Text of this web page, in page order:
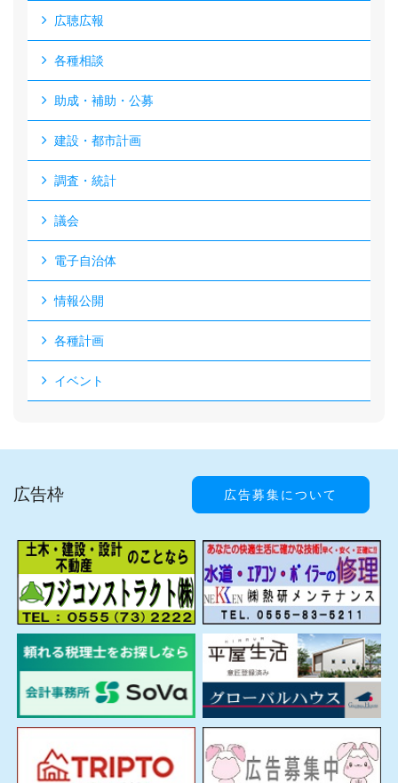
広聴広報
各種相談
助成・補助・公募
建設・都市計画
調査・統計
議会
電子自治体
情報公開
各種計画
イベント
広告枠 広告募集について